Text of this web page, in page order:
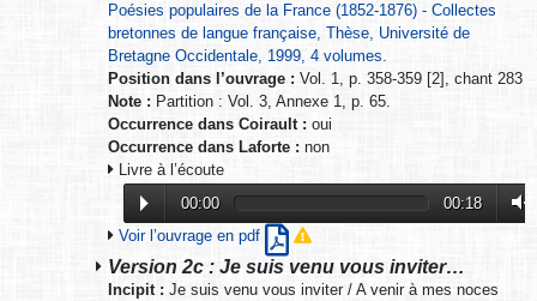
Poésies populaires de la France (1852-1876) - Collectes
bretonnes de langue française, Thèse, Université de
Bretagne Occidentale, 1999, 4 volumes.
Position dans l’ouvrage : Vol. 1, p. 358-359 [2], chant 283
Note : Partition : Vol. 3, Annexe 1, p. 65.
Occurrence dans Coirault : oui
Occurrence dans Laforte : non
Livre à l’écoute
00:00
00:18
Voir l’ouvrage en pdf
Version 2c : Je suis venu vous inviter…
Incipit : Je suis venu vous inviter / A venir à mes noces